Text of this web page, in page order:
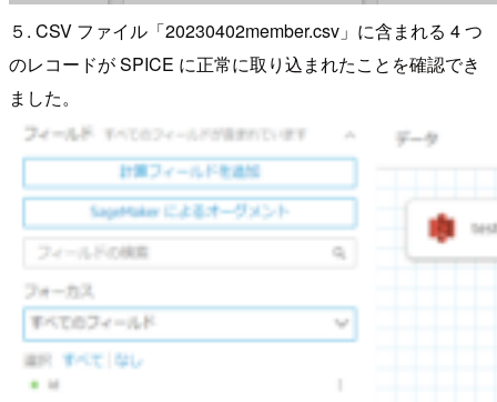
５. CSV ファイル「20230402member.csv」に含まれる 4 つ
のレコードが SPICE に正常に取り込まれたことを確認でき
ました。